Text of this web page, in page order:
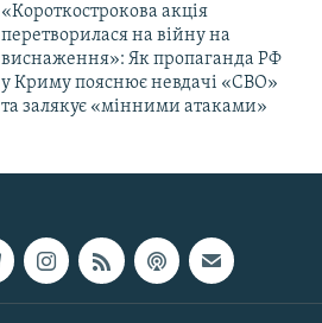
«Короткострокова акція
перетворилася на війну на
виснаження»: Як пропаганда РФ
у Криму пояснює невдачі «СВО»
та залякує «мінними атаками»